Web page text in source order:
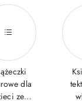
dla
ze